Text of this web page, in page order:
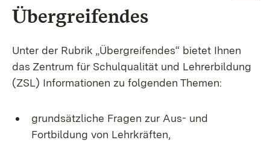
Übergreifendes
Unter der Rubrik „Übergreifendes“ bietet Ihnen
das Zentrum für Schulqualität und Lehrerbildung
(ZSL) Informationen zu folgenden Themen:
grundsätzliche Fragen zur Aus- und
Fortbildung von Lehrkräften,